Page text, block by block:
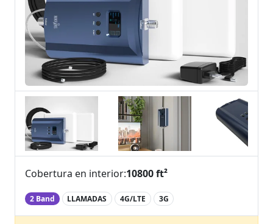
Cobertura en interior:10800 ft²
2 Band LLAMADAS 4G/LTE 3G